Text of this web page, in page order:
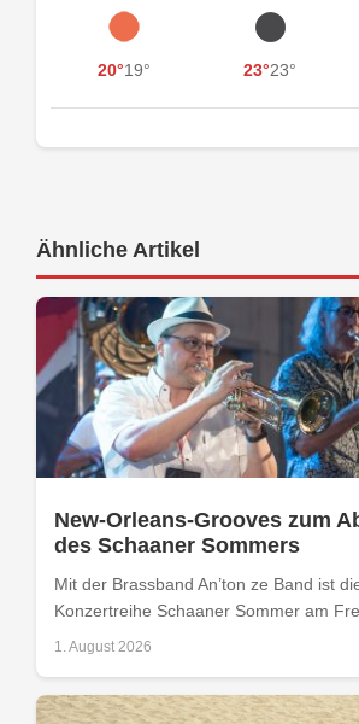
20°19° 23°23°
Ähnliche Artikel
New-Orleans-Grooves zum
des Schaaner Sommers
Mit der Brassband An’ton ze Band ist
Konzertreihe Schaaner Sommer am
1. August 2026